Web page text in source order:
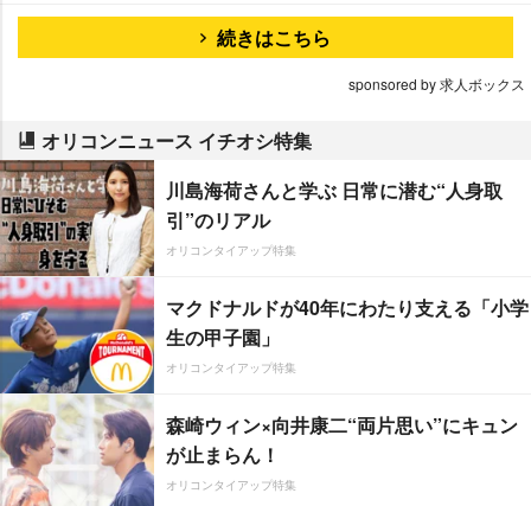
続きはこちら
sponsored by 求人ボックス
オリコンニュース イチオシ特集
川島海荷さんと学ぶ 日常に潜む“人身取
引”のリアル
オリコンタイアップ特集
マクドナルドが40年にわたり支える「小学
生の甲子園」
オリコンタイアップ特集
森崎ウィン×向井康二“両片思い”にキュン
が止まらん！
オリコンタイアップ特集